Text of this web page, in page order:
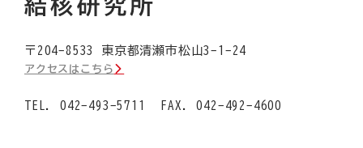
〒 204-8533 東京都清瀬市松山3-1-24
アクセスはこちら
TEL. 042-493-5711 FAX. 042-492-4600